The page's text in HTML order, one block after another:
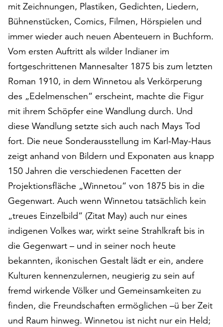
und
widerrufen.
Dafür
steht
Ihnen
am
Ende
der
Seite
die
Schaltfläche
„Cookie-
zur
Verfügung.
Funktionale
Cookies
werden
auch
ohne
Ihr
Einverständnis
weiterhin
ausgeführt.
Möchten
Sie
die
mit Zeichnungen, Plastiken, Gedichten, Liedern,
Bühnenstücken, Comics, Filmen, Hörspielen und
immer wieder auch neuen Abenteuern in Buchform.
Vom ersten Auftritt als wilder Indianer im
fortgeschrittenen Mannesalter 1875 bis zum letzten
Roman 1910, in dem Winnetou als Verkörperung
des „Edelmenschen“ erscheint, machte die Figur
mit ihrem Schöpfer eine Wandlung durch. Und
diese Wandlung setzte sich auch nach Mays Tod
fort. Die neue Sonderausstellung im Karl-May-Haus
zeigt anhand von Bildern und Exponaten aus knapp
150 Jahren die verschiedenen Facetten der
Projektionsfläche „Winnetou“ von 1875 bis in die
Gegenwart. Auch wenn Winnetou tatsächlich kein
„treues Einzelbild“ (Zitat May) auch nur eines
indigenen Volkes war, wirkt seine Strahlkraft bis in
die Gegenwart – und in seiner noch heute
bekannten, ikonischen Gestalt lädt er ein, andere
Kulturen kennenzulernen, neugierig zu sein auf
fremd wirkende Völker und Gemeinsamkeiten zu
finden, die Freundschaften ermöglichen –ü ber Zeit
und Raum hinweg. Winnetou ist nicht nur ein Held;